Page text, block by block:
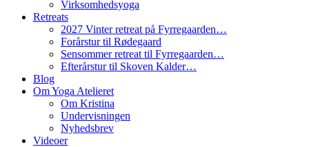
Virksomhedsyoga
Retreats
2027 Vinter retreat på Fyrregaarden…
Forårstur til Rødegaard
Sensommer retreat til Fyrregaarden…
Efterårstur til Skoven Kalder…
Blog
Om Yoga Atelieret
Om Kristina
Undervisningen
Nyhedsbrev
Videoer